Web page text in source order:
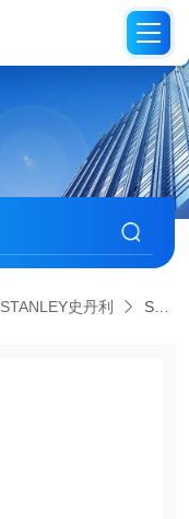
STANLEY史丹利 STGL2223 230mm美国史丹利STANLEY STGL2223 2200W大型角磨机